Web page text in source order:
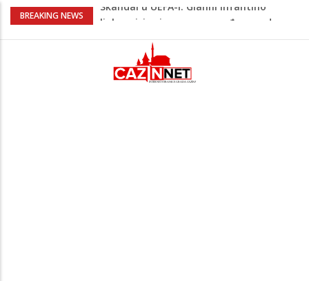
BREAKING NEWS
Na današnji dan prije 101. godine rođen
od svojih ideala
Odlične vijesti za naše košarkaše!
Nijedan NBA igrač iz Litvanije ne želi